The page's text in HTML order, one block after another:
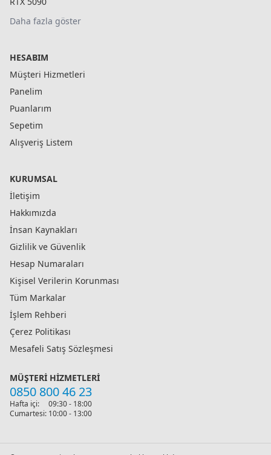
Daha fazla göster
HESABIM
Müşteri Hizmetleri
Panelim
Puanlarım
Sepetim
Alışveriş Listem
KURUMSAL
İletişim
Hakkımızda
İnsan Kaynakları
Gizlilik ve Güvenlik
Hesap Numaraları
Kişisel Verilerin Korunması
Tüm Markalar
İşlem Rehberi
Çerez Politikası
Mesafeli Satış Sözleşmesi
MÜŞTERI HIZMETLERI
0850 800 46 23
Hafta içi:
09:30 - 18:00
Cumartesi: 10:00 - 13:00